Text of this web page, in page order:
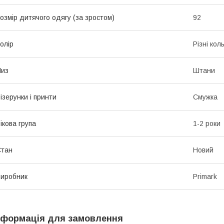
дитячого одягу (за зростом) 92
Різні
Штани
і принти Смужка
група 1-2 роки
Новий
Primark
для замовлення